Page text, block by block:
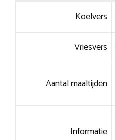
Koelvers
Vriesvers
Aantal maaltijden
Informatie